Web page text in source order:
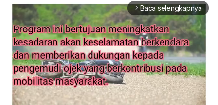
arrow_forward_ios Baca selengkapnya